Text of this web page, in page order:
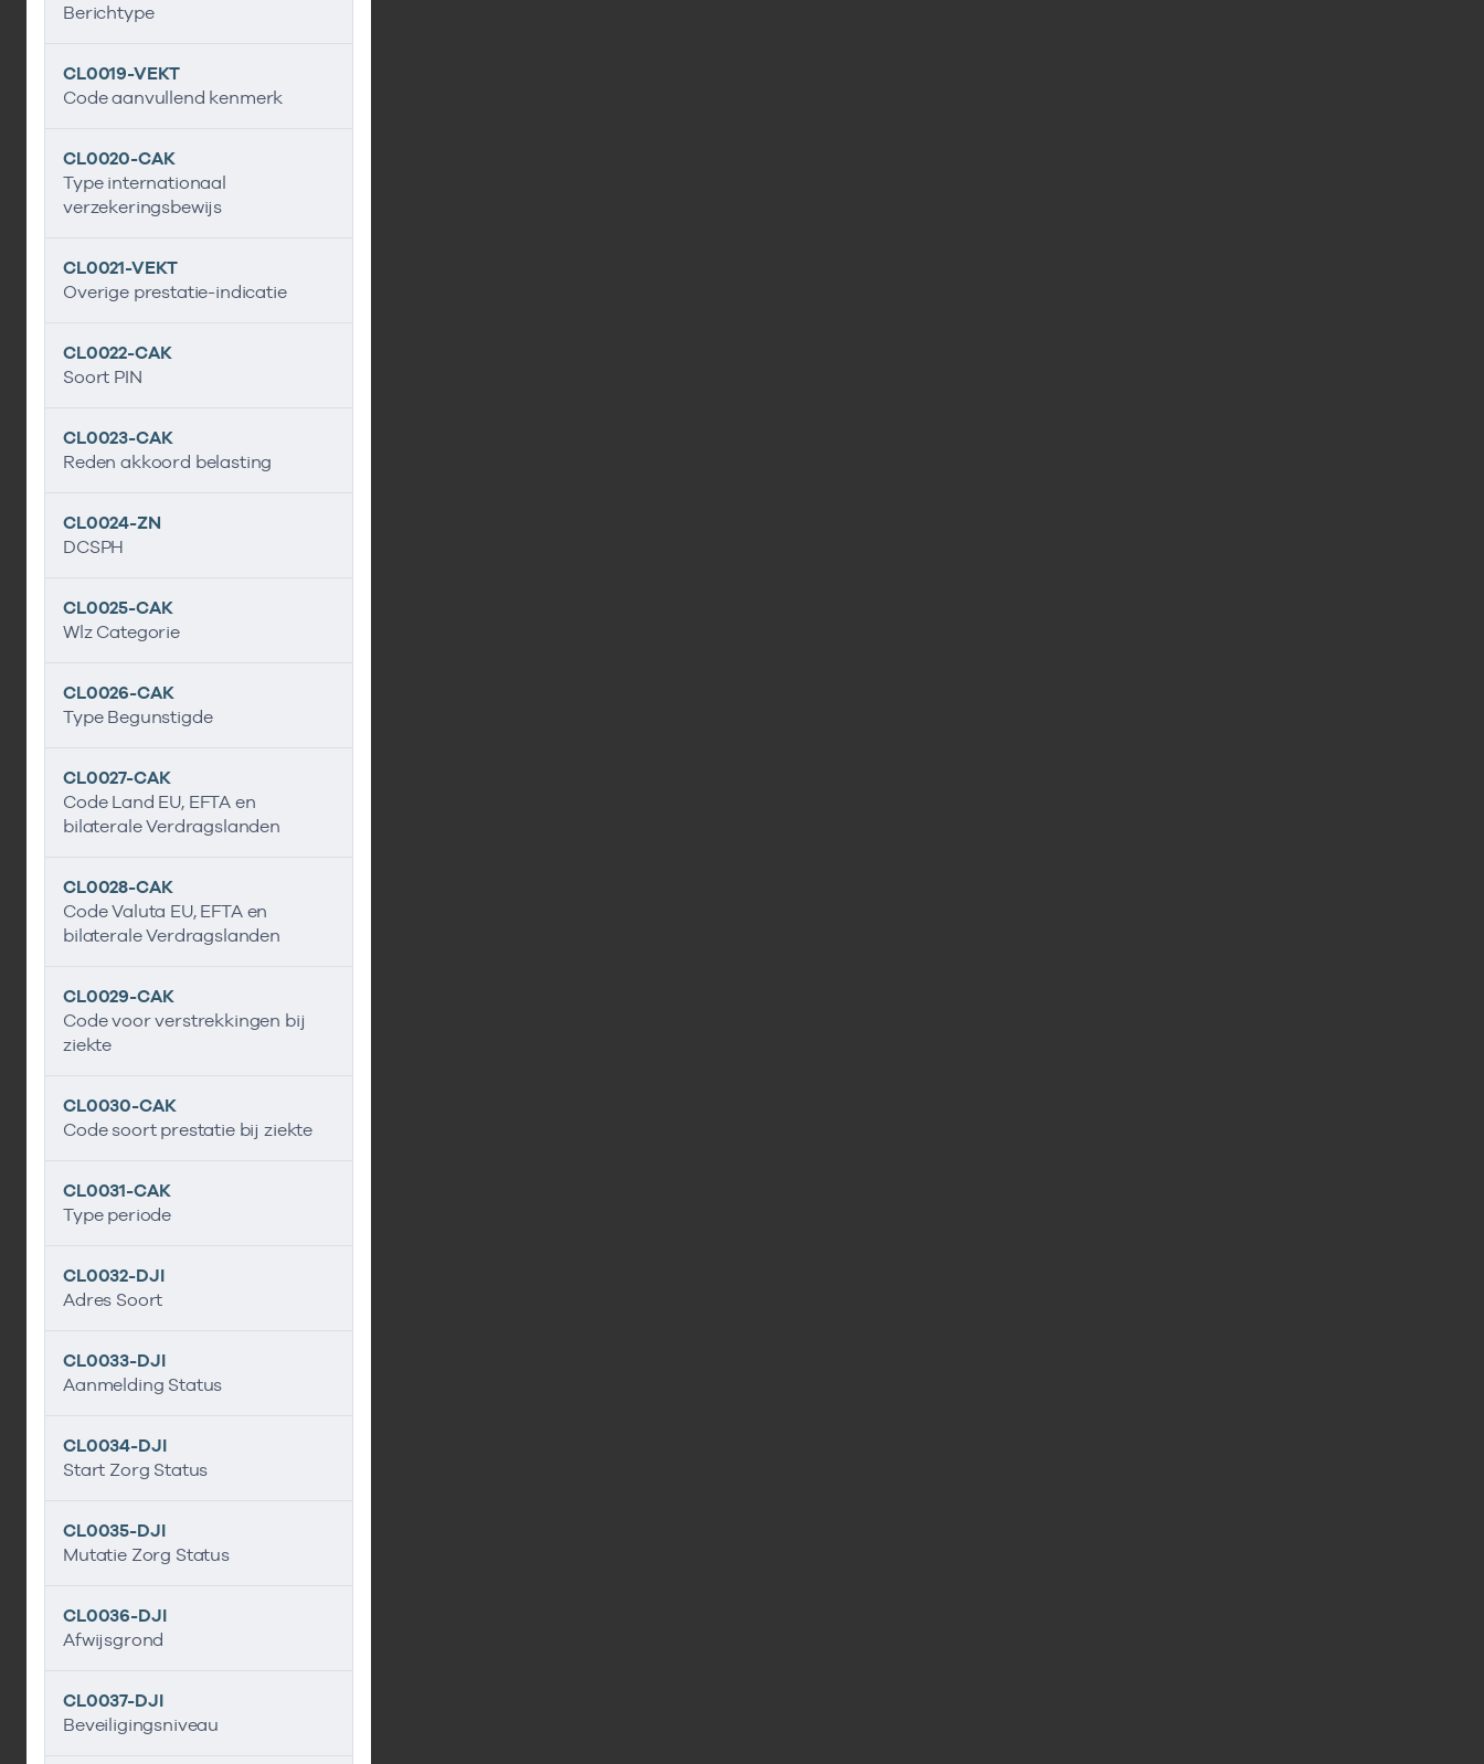
Berichtype
CL0019-VEKT
Code aanvullend kenmerk
CL0020-CAK
Type internationaal
verzekeringsbewijs
CL0021-VEKT
Overige prestatie-indicatie
CL0022-CAK
Soort PIN
CL0023-CAK
Reden akkoord belasting
CL0024-ZN
DCSPH
CL0025-CAK
Wlz Categorie
CL0026-CAK
Type Begunstigde
CL0027-CAK
Code Land EU, EFTA en
bilaterale Verdragslanden
CL0028-CAK
Code Valuta EU, EFTA en
bilaterale Verdragslanden
CL0029-CAK
Code voor verstrekkingen bij
ziekte
CL0030-CAK
Code soort prestatie bij ziekte
CL0031-CAK
Type periode
CL0032-DJI
Adres Soort
CL0033-DJI
Aanmelding Status
CL0034-DJI
Start Zorg Status
CL0035-DJI
Mutatie Zorg Status
CL0036-DJI
Afwijsgrond
CL0037-DJI
Beveiligingsniveau